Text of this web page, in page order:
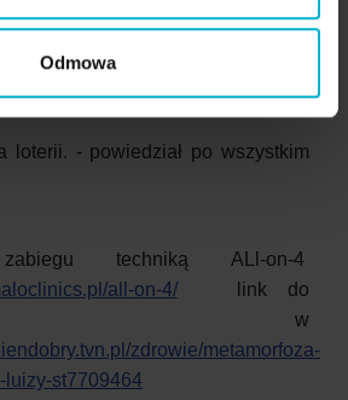
Odmowa
czekała na niego zniecierpliwiona
już czekać na jego uśmiech!
loterii. - powiedział po wszystkim
techniką ALl-on-4
all-on-4/link do
w
zdrowie/metamorfoza-
luizy-st7709464